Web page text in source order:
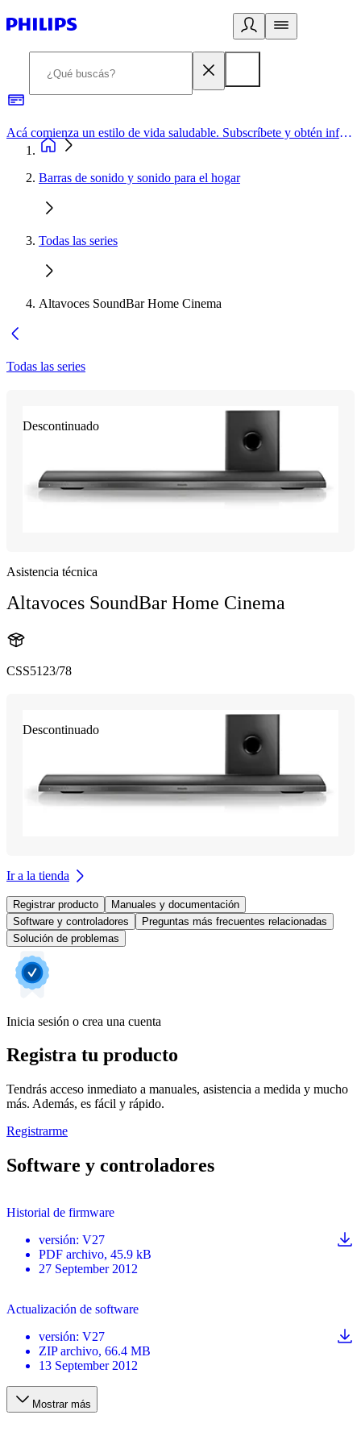
Acá comienza un estilo de vida saludable. Subscríbete y obtén información de primera mano
Barras de sonido y sonido para el hogar
Todas las series
Altavoces SoundBar Home Cinema
Todas las series
Descontinuado
Asistencia técnica
Altavoces SoundBar Home Cinema
CSS5123/78
Descontinuado
Ir a la tienda
Registrar producto
Manuales y documentación
Software y controladores
Preguntas más frecuentes relacionadas
Solución de problemas
Inicia sesión o crea una cuenta
Registra tu producto
Tendrás acceso inmediato a manuales, asistencia a medida y mucho
más. Además, es fácil y rápido.
Registrarme
Software y controladores
Historial de firmware
versión: V27
PDF archivo, 45.9 kB
27 September 2012
Actualización de software
versión: V27
ZIP archivo, 66.4 MB
13 September 2012
Mostrar más